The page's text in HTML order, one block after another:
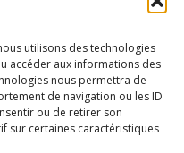
utilisons des technologies
accéder aux informations des
nous permettra de
de navigation ou les ID
ou de retirer son
sur certaines caractéristiques